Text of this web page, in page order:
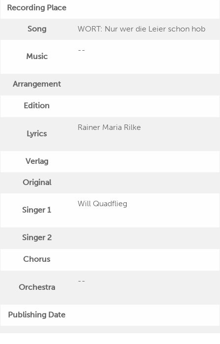
Recording Place
Song WORT: Nur wer die Leier schon hob
Music
--
Arrangement
Edition
Lyrics
Rainer Maria Rilke
Verlag
Original
Singer 1
Will Quadflieg
Singer 2
Chorus
Orchestra
--
Publishing Date